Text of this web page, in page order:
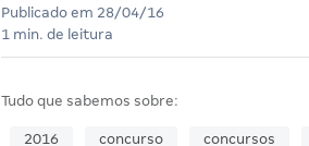
Publicado em 28/04/16
1 min. de leitura
Tudo que sabemos sobre:
2016 concurso concursos